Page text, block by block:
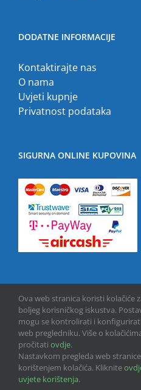
DODATNE INFORMACIJE
Kontaktirajte nas
O nama
Uvjeti kupnje
Privatnost podataka
SIGURNA ONLINE KUPOVINA
Copyright © 2013 -2026 | GPU
Ova web stranica koristi kolačiće
boljeg korisničkog iskustva.
mogu se kontrolirati i
web pregledniku. Više o
pročitati ovdje.
Nastavkom pregleda web
korištenjem kolačića. Kliknite
uvjete korištenja.